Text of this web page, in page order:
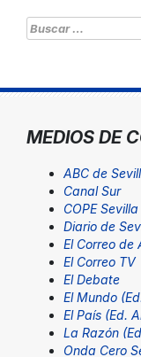
Buscar:
MEDIOS DE
ABC de
Canal Sur
COPE Sevilla
Diario de
El Correo de
El Correo TV
El Debate
El Mundo
El País (Ed.
La Razón
Onda Cero